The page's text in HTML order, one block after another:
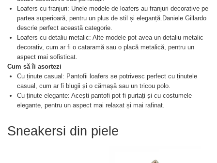
Loafers cu franjuri: Unele modele de loafers au franjuri decorative pe
partea superioară, pentru un plus de stil și eleganță.Daniele Gillardo
descrie perfect această categorie.
Loafers cu detaliu metalic: Alte modele pot avea un detaliu metalic
decorativ, cum ar fi o cataramă sau o placă metalică, pentru un
aspect mai sofisticat.
Cum să îi asortezi
Cu ținute casual: Pantofii loafers se potrivesc perfect cu ținutele
casual, cum ar fi blugii și o cămașă sau un tricou polo.
Cu ținute elegante: Acești pantofi pot fi purtați și cu costumele
elegante, pentru un aspect mai relaxat și mai rafinat.
Sneakersi din piele